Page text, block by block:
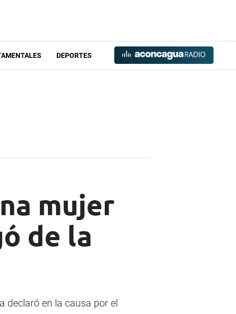
DEPORTES
mujer
de la
declaró en la causa por el